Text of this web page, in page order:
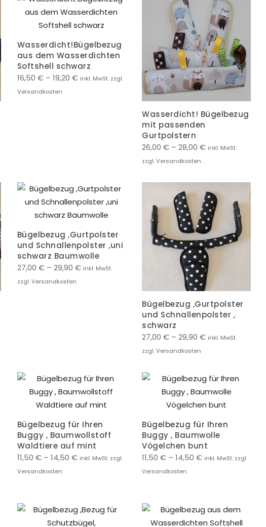
Wasserdicht!Bügelbezug
aus dem Wasserdichten
Softshell schwarz
16,50 €– 19,20 € inkl. MwSt. zzgl.
Versandkosten
Wasserdicht! Bügelbezug
mit passenden
Gurtpolstern
26,00€ –28,00€ inkl. MwSt.
zzgl. Versandkosten
Bügelbezug ,Gurtpolster
und Schnallenpolster ,uni
schwarz Baumwolle
27,00 €– 29,90 € inkl. MwSt.
zzgl. Versandkosten
Bügelbezug ,Gurtpolster
und Schnallenpolster ,
schwarz
27,00€ –29,90€ inkl. MwSt.
zzgl. Versandkosten
Bügelbezug für Ihren
Buggy , Baumwollstoff
Waldtiere auf mint
11,50 €– 14,50 € inkl. MwSt. zzgl.
Versandkosten
Bügelbezug für Ihren
Buggy , Baumwolle
Vögelchen bunt
11,50€ –14,50€ inkl. MwSt. zzgl.
Versandkosten